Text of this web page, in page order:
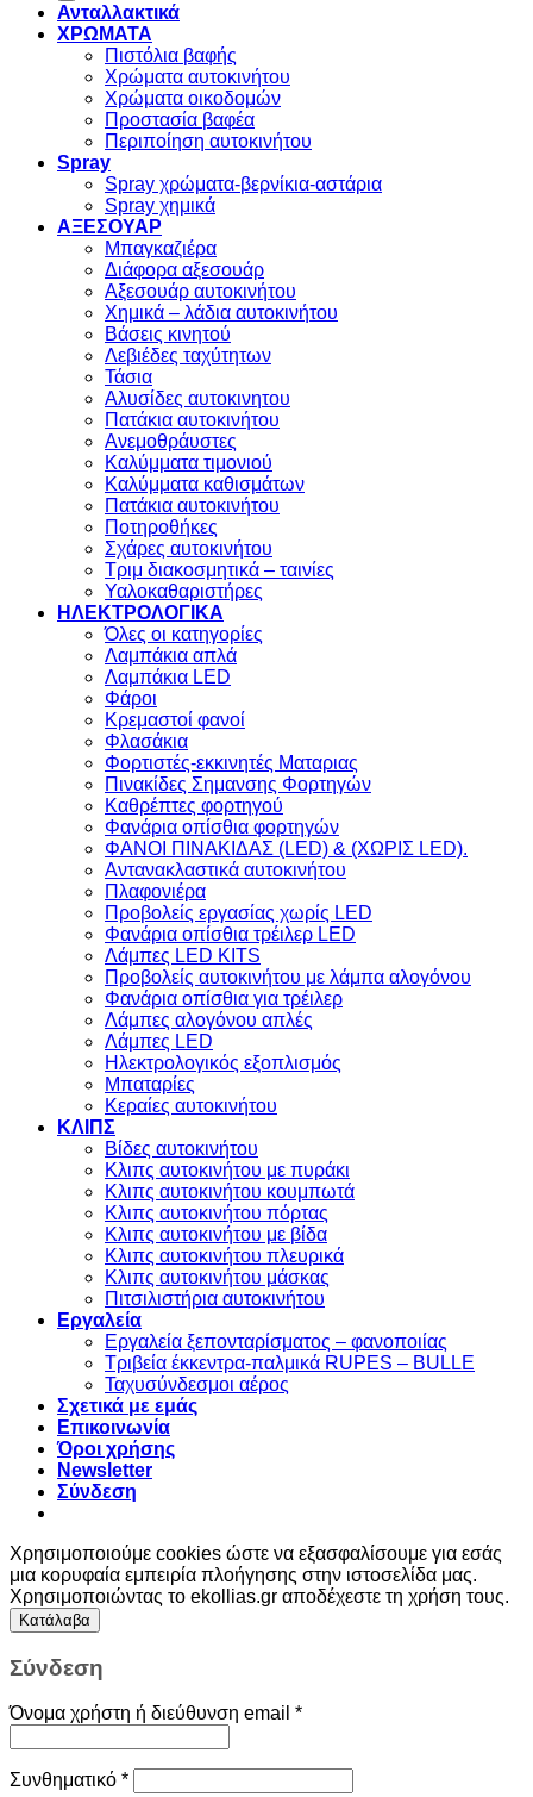
Ανταλλακτικά
ΧΡΩΜΑΤΑ
Πιστόλια βαφής
Χρώματα αυτοκινήτου
Χρώματα οικοδομών
Προστασία βαφέα
Περιποίηση αυτοκινήτου
Spray
Spray χρώματα-βερνίκια-αστάρια
Spray χημικά
ΑΞΕΣΟΥΑΡ
Μπαγκαζιέρα
Διάφορα αξεσουάρ
Αξεσουάρ αυτοκινήτου
Χημικά – λάδια αυτοκινήτου
Βάσεις κινητού
Λεβιέδες ταχύτητων
Τάσια
Αλυσίδες αυτοκινητου
Πατάκια αυτοκινήτου
Ανεμοθράυστες
Καλύμματα τιμονιού
Καλύμματα καθισμάτων
Πατάκια αυτοκινήτου
Ποτηροθήκες
Σχάρες αυτοκινήτου
Τριμ διακοσμητικά – ταινίες
Υαλοκαθαριστήρες
ΗΛΕΚΤΡΟΛΟΓΙΚΑ
Όλες οι κατηγορίες
Λαμπάκια απλά
Λαμπάκια LED
Φάροι
Κρεμαστοί φανοί
Φλασάκια
Φορτιστές-εκκινητές Ματαριας
Πινακίδες Σημανσης Φορτηγών
Kαθρέπτες φορτηγού
Φανάρια οπίσθια φορτηγών
ΦΑΝΟΙ ΠΙΝΑΚΙΔΑΣ (LED) & (XΩΡΙΣ LED).
Aντανακλαστικά αυτοκινήτου
Πλαφονιέρα
Προβολείς εργασίας χωρίς LED
Φανάρια οπίσθια τρέιλερ LED
Λάμπες LED KITS
Προβολείς αυτοκινήτου με λάμπα αλογόνου
Φανάρια οπίσθια για τρέιλερ
Λάμπες αλογόνου απλές
Λάμπες LED
Ηλεκτρολογικός εξοπλισμός
Μπαταρίες
Κεραίες αυτοκινήτου
ΚΛΙΠΣ
Βίδες αυτοκινήτου
Kλιπς αυτοκινήτου με πυράκι
Kλιπς αυτοκινήτου κουμπωτά
Κλιπς αυτοκινήτου πόρτας
Κλιπς αυτοκινήτου με βίδα
Kλιπς αυτοκινήτου πλευρικά
Kλιπς αυτοκινήτου μάσκας
Πιτσιλιστήρια αυτοκινήτου
Εργαλεία
Εργαλεία ξεπονταρίσματος – φανοποιίας
Τριβεία έκκεντρα-παλμικά RUPES – BULLE
Ταχυσύνδεσμοι αέρος
Σχετικά με εμάς
Επικοινωνία
Όροι χρήσης
Newsletter
Σύνδεση
Χρησιμοποιούμε cookies ώστε να εξασφαλίσουμε για εσάς
μια κορυφαία εμπειρία πλοήγησης στην ιστοσελίδα μας.
Χρησιμοποιώντας το ekollias.gr αποδέχεστε τη χρήση τους.
Κατάλαβα
Σύνδεση
Όνομα χρήστη ή διεύθυνση email *
Συνθηματικό *